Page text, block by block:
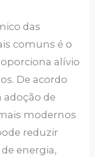
das
comuns é o
alívio
De acordo
adoção de
modernos
reduzir
energia,